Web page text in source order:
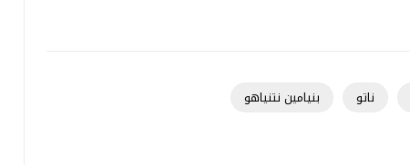
ناتو
بنيامين نتنياهو